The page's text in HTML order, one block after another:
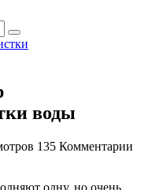
воды
135 Комментарии
одну, но очень